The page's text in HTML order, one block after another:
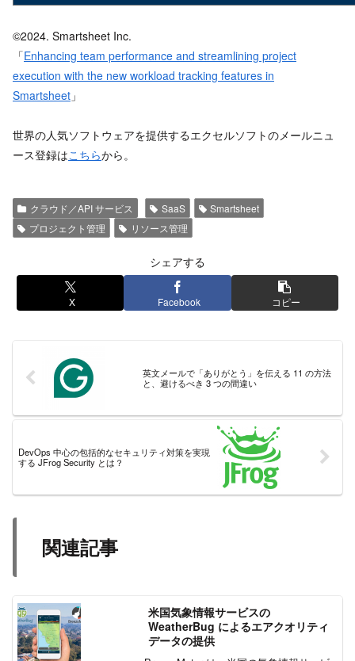
©2024. Smartsheet Inc.
「Enhancing team performance and streamlining project
execution with the new workload tracking features in
Smartsheet 」
世界の人気ソフトウェアを提供するエクセルソフトのメールニュ
ース登録はこちらから。
クラウド／API サービス SaaS
Smartsheet
プロジェクト管理
リソース管理
シェアする
X Facebook コピー
英文メールで「ありがとう」を伝える 11 の方法
と、避けるべき 3 つの間違い
DevOps 中心の包括的なセキュリティ対策を実現
する JFrog Security とは？
関連記事
米国気象情報サービスの
WeatherBug によるエアクオリティ
データの提供